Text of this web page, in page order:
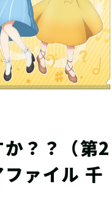
？？（第2
ァイル 千